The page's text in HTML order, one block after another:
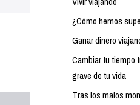
¿Cómo hemos
Ganar dinero
Cambiar tu tiempo
grave de tu vida
Tras los malos